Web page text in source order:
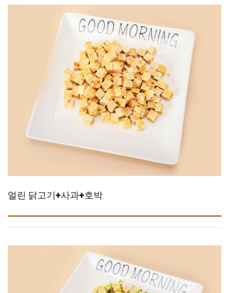
얼린 닭고기+사과+호박